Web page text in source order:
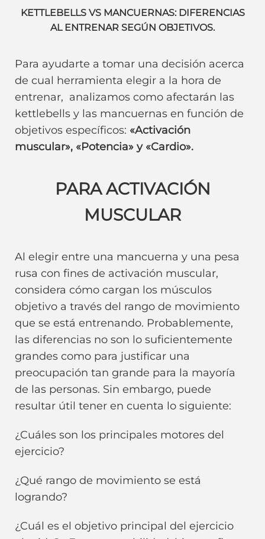
KETTLEBELLS VS MANCUERNAS: DIFERENCIAS
AL ENTRENAR SEGÚN OBJETIVOS.
Para ayudarte a tomar una decisión acerca
de cual herramienta elegir a la hora de
entrenar, analizamos como afectarán las
kettlebells y las mancuernas en función de
objetivos específicos: «Activación
muscular», «Potencia» y «Cardio».
PARA ACTIVACIÓN
MUSCULAR
Al elegir entre una mancuerna y una pesa
rusa con fines de activación muscular,
considera cómo cargan los músculos
objetivo a través del rango de movimiento
que se está entrenando. Probablemente,
las diferencias no son lo suficientemente
grandes como para justificar una
preocupación tan grande para la mayoría
de las personas. Sin embargo, puede
resultar útil tener en cuenta lo siguiente:
¿Cuáles son los principales motores del
ejercicio?
¿Qué rango de movimiento se está
logrando?
¿Cuál es el objetivo principal del ejercicio